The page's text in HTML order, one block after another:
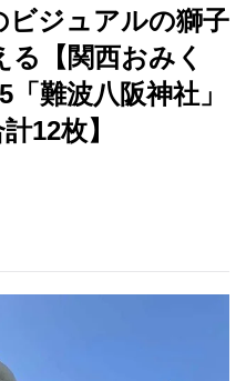
ビジュアルの獅子
【関西おみく
難波八阪神社」
12枚】